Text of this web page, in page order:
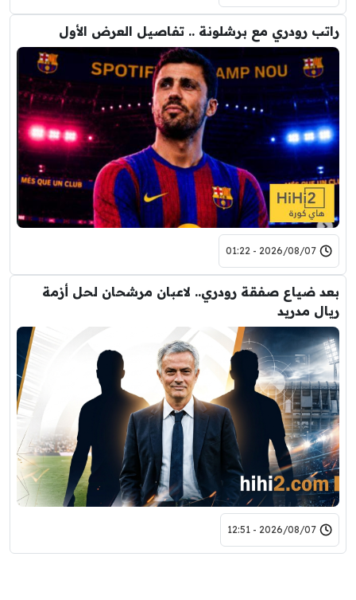
راتب رودري مع برشلونة .. تفاصيل العرض الأول
2026/08/07 - 01:22
بعد ضياع صفقة رودري.. لاعبان مرشحان لحل أزمة
ريال مدريد
2026/08/07 - 12:51